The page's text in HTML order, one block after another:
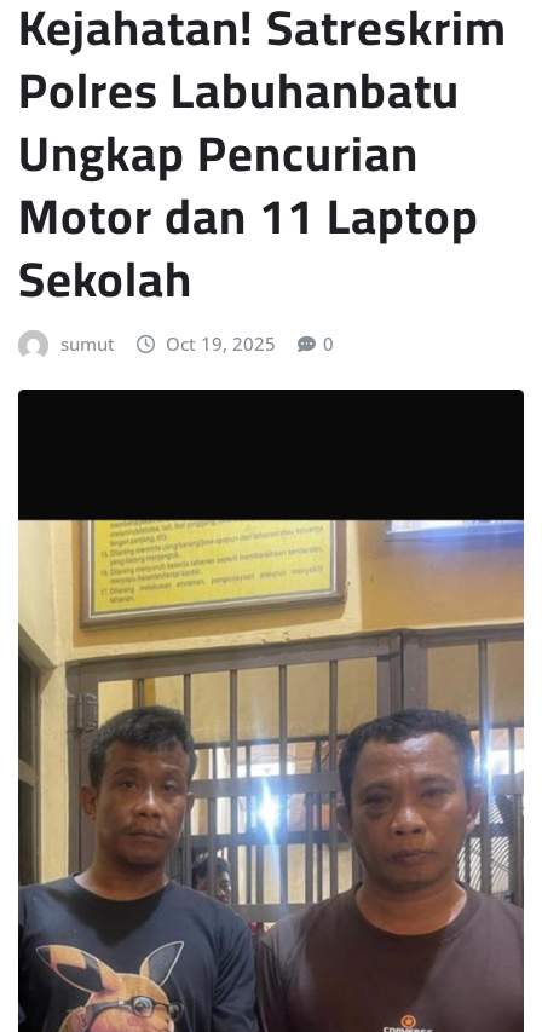
Kejahatan! Satreskrim
Polres Labuhanbatu
Ungkap Pencurian
Motor dan 11 Laptop
Sekolah
sumut Oct 19, 2025 0